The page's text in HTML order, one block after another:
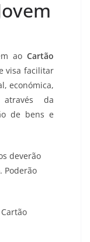
ao Cartão
visa facilitar
económica,
da
de bens e
deverão
Poderão